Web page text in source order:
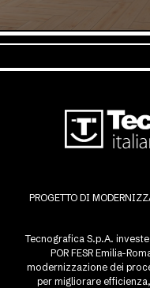
PROGETTO DI
Tecnografica S.p.A.
POR FESR Emilia-
modernizzazione dei
per migliorare